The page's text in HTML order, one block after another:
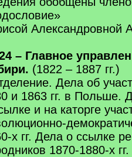
Александровной
– Главное
(1822 – 1887 гг.)
Дела об
и 1863 гг. в Польше.
и на каторге
х гг. Дела о ссылке
1870-1880-х гг.